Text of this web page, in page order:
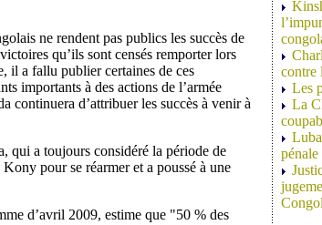
ne rendent pas publics les succès de
qu’ils sont censés remporter lors
il a fallu publier certaines de ces
importants à des actions de l’armée
continuera d’attribuer les succès à venir à
qui a toujours considéré la période de
pour se réarmer et a poussé à une
d’avril 2009, estime que "50 % des
contre
Les
La